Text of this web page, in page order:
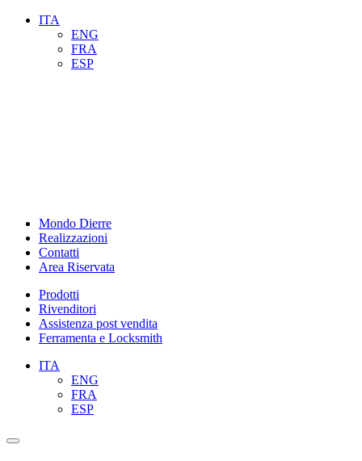
ITA
ENG
FRA
ESP
Mondo Dierre
Realizzazioni
Contatti
Area Riservata
Prodotti
Rivenditori
Assistenza post vendita
Ferramenta e Locksmith
ITA
ENG
FRA
ESP